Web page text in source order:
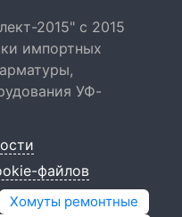
2015" с 2015
импортных
УФ-
файлов
Хомуты ремонтные